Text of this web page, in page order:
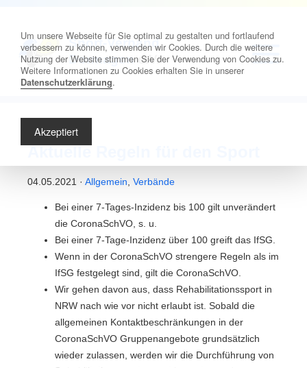
Sport-Verband
Dormagene.V.
Aktuelle Regeln für den Sport
04.05.2021 · Allgemein Verbände
Bei einer 7-Tages-Inzidenz bis 100 gilt unverändert
die CoronaSchVO, s. u.
Bei einer 7-Tage-Inzidenz über 100 greift das IfSG.
Wenn in der CoronaSchVO strengere Regeln als im
IfSG festgelegt sind, gilt die CoronaSchVO.
Wir gehen davon aus, dass Rehabilitationssport in
NRW nach wie vor nicht erlaubt ist. Sobald die
allgemeinen Kontaktbeschränkungen in der
CoronaSchVO Gruppenangebote grundsätzlich
wieder zulassen, werden wir die Durchführung von
Um unsere Webseite für Sie optimal zu gestalten und fortlaufend
verbessern zu können, verwenden wir Cookies. Durch die weitere
Nutzung der Website stimmen Sie der Verwendung von Cookies zu.
Weitere Informationen zu Cookies erhalten Sie in unserer
Datenschutzerklärung.
Akzeptiert